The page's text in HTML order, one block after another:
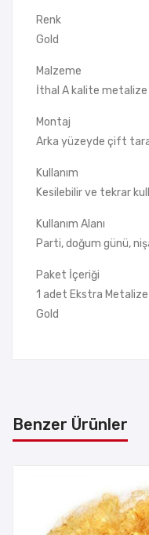
Renk
Gold
Malzeme
İthal A kalite
Montaj
Arka yüzeyde çift
Kullanım
Kesilebilir ve tekrar
Kullanım Alanı
Parti, doğum günü,
Paket İçeriği
1 adet Ekstra Metalize
Gold
Benzer Ürünler